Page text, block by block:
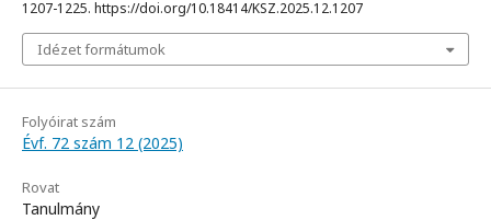
1207-1225. https://doi.org/10.18414/KSZ.2025.12.1207
Idézet formátumok
Folyóirat szám
Évf. 72 szám 12 (2025)
Rovat
Tanulmány